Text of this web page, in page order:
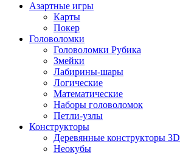
Азартные игры
Карты
Покер
Головоломки
Головоломки Рубика
Змейки
Лабирины-шары
Логические
Математические
Наборы головоломок
Петли-узлы
Конструкторы
Деревянные конструкторы 3D
Неокубы